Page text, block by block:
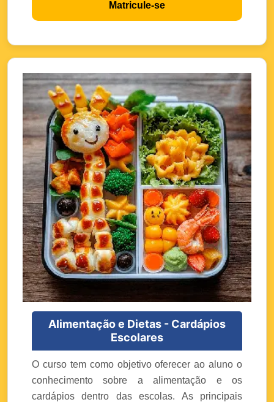
Matricule-se
Alimentação e Dietas - Cardápios
Escolares
O curso tem como objetivo oferecer ao aluno o
conhecimento sobre a alimentação e os
cardápios dentro das escolas. As principais